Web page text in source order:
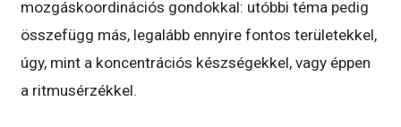
mozgáskoordinációs gondokkal: utóbbi téma pedig
összefügg más, legalább ennyire fontos területekkel,
úgy, mint a koncentrációs készségekkel, vagy éppen
a ritmusérzékkel.